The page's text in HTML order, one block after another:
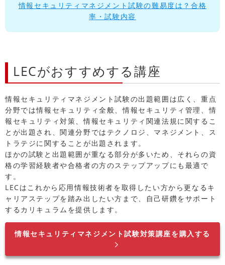
情報セキュリティマネジメント試験の難易度は？合格
率・試験内容
LECがおすすめする講座
情報セキュリティマネジメント試験の出題範囲は広く、重点
分野では情報セキュリティ全般、情報セキュリティ管理、情
報セキュリティ対策、情報セキュリティ関連法規に関するこ
とが出題され、関連分野ではテクノロジ、マネジメント、ス
トラテジに関することが出題されます。
ほかの試験と出題範囲が重なる部分が多いため、それらの資
格の学習経験者や合格者の方のステップアップにも最適で
す。
LECはこれから応用情報技術者を取得したい方から更なるキ
ャリアステップを踏み出したい方まで、自己研鑽をサポート
するカリキュラムを提供します。
情報セキュリティマネジメント試験対策講座を購入する